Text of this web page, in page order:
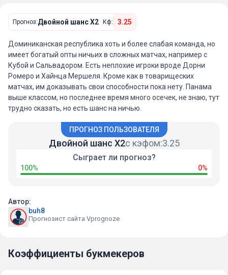
Прогноз:Двойной шанс X2 Кф: 3.25
Доминиканская республика хоть и более слабая команда, но
имеет богатый опты ничьих в сложных матчах, например с
Кубой и Сальвадором. Есть неплохие игроки вроде Дорни
Ромеро и Хайнца Мершеля. Кроме как в товарищеских
матчах, им доказывать свои способности пока нету. Панама
выше классом, но последнее время много осечек, не знаю, тут
трудно сказать, но есть шанс на ничью.
ПРОГНОЗ ПОЛЬЗОВАТЕЛЯ
Двойной шанс X2с кэфом:3.25
100%
Сыграет ли прогноз?
0%
Автор:
buh8
Прогнозист сайта Vprognoze
Коэффициенты букмекеров